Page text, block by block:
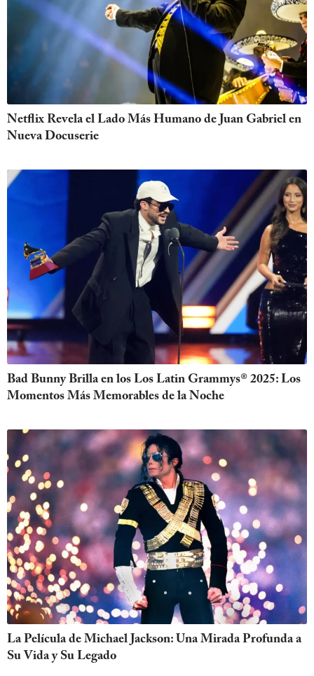
Netflix Revela el Lado Más Humano de Juan Gabriel en
Nueva Docuserie
Bad Bunny Brilla en los Los Latin Grammys® 2025: Los
Momentos Más Memorables de la Noche
La Película de Michael Jackson: Una Mirada Profunda a
Su Vida y Su Legado